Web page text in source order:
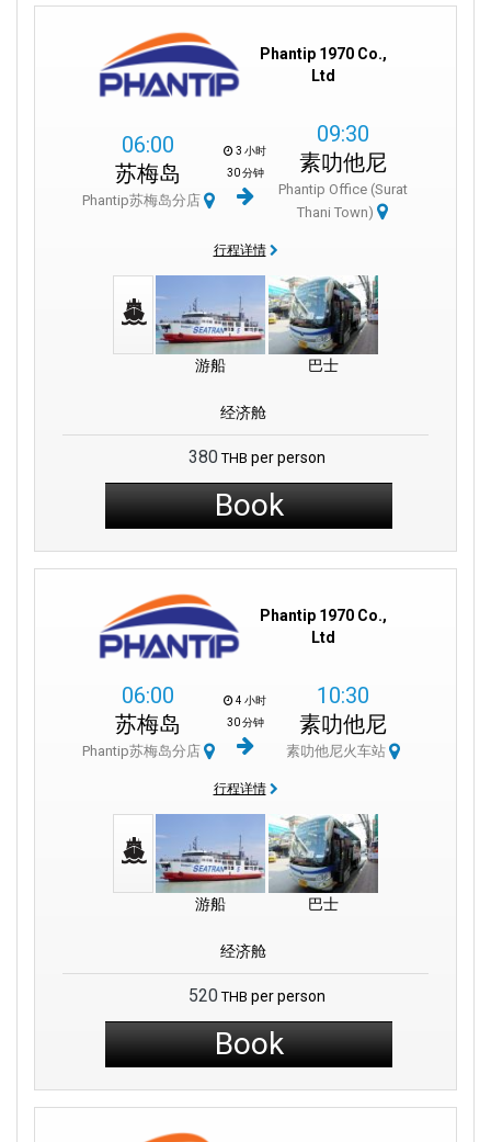
After receiving the ticket, please present it to the
counter staff at Nathon Pier . Please note that without the ticket
issued by the Phantip Travel Office, Seatran Ferry staff will not
allow boarding.
Once check-in is completed, you may walk to Nathon Pier to
board the ferry. The distance is approximately400 meters
takes around10 minutes on foot.
Phantip 1970 Co.,
Ltd
06:00
苏梅岛
Phantip苏梅岛分店
3 小时
30 分钟
09:30
素叻他尼
Phantip Office (Surat
Thani Town)
行程详情
游船 巴士
经济舱
380 THB per person
Book
Phantip 1970 Co.,
Ltd
06:00
苏梅岛
Phantip苏梅岛分店
4 小时
30 分钟
10:30
素叻他尼
素叻他尼火车站
行程详情
游船 巴士
经济舱
520 THB per person
Book